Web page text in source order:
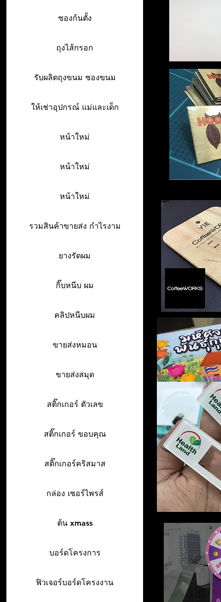
ซองก้นตั้ง
ถุงไส้กรอก
รับผลิตถุงขนม ซองขนม
ให้เช่าอุปกรณ์ แม่และเด็ก
หน้าใหม่
หน้าใหม่
หน้าใหม่
รวมสินค้าขายส่ง กำไรงาม
ยางรัดผม
กิ๊บหนีบ ผม
คลิปหนีบผม
ขายส่งหมอน
ขายส่งสมุด
สติ๊กเกอร์ ตัวเลข
สติ๊กเกอร์ ขอบคุณ
สติ๊กเกอร์คริสมาส
กล่อง เซอร์ไพรส์
ต้น xmass
บอร์ดโครงการ
ฟิวเจอร์บอร์ดโครงงาน